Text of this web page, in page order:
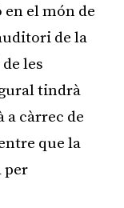
en el món de
de la
les
tindrà
a càrrec de
que la
per